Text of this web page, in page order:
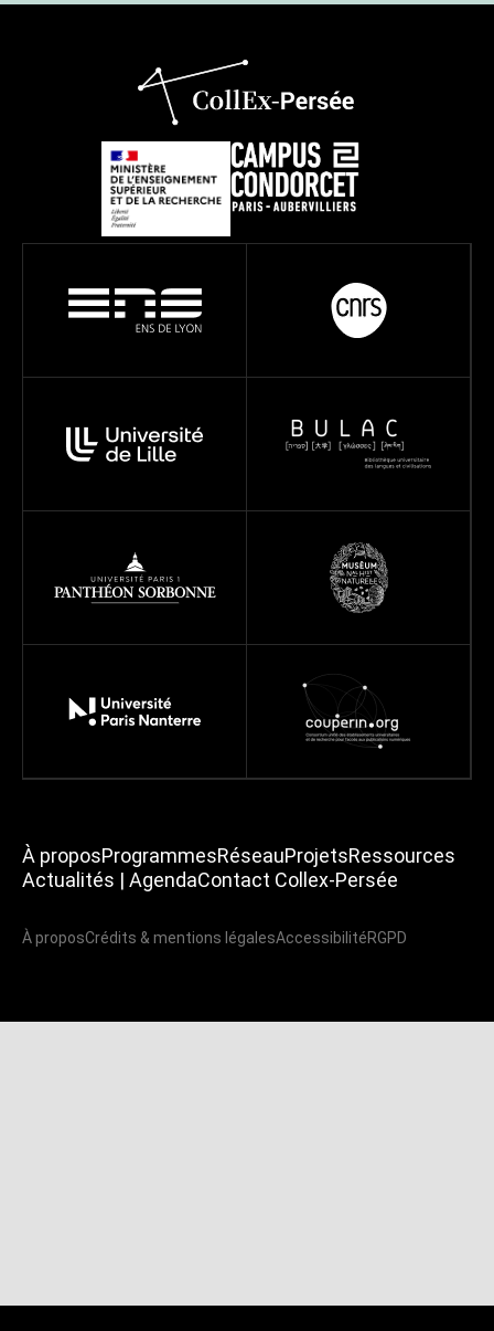
À proposProgrammesRéseauProjetsRessources
Actualités | AgendaContact Collex-Persée
À proposCrédits & mentions légalesAccessibilitéRGPD